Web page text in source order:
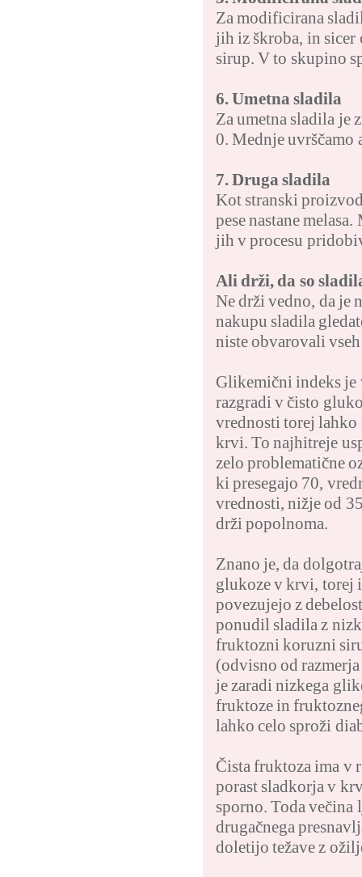
Za modificirana
jih iz škroba, in
sirup. V to skupino
6. Umetna sladila
Za umetna sladila
0. Mednje
7. Druga sladila
Kot stranski
pese nastane
jih v procesu
Ali drži, da so
Ne drži vedno, da je
nakupu sladila
niste obvarovali
Glikemični indeks je
razgradi v čisto
vrednosti torej
krvi. To najhitreje
zelo problematične
ki presegajo 70,
vrednosti, nižje od
drži popolnoma.
Znano je, da
glukoze v krvi, torej
povezujejo z
ponudil sladila z
fruktozni koruzni
(odvisno od
je zaradi nizkega
fruktoze in
lahko celo sproži
Čista fruktoza ima v
porast sladkorja v
sporno. Toda večina
drugačnega
doletijo težave z